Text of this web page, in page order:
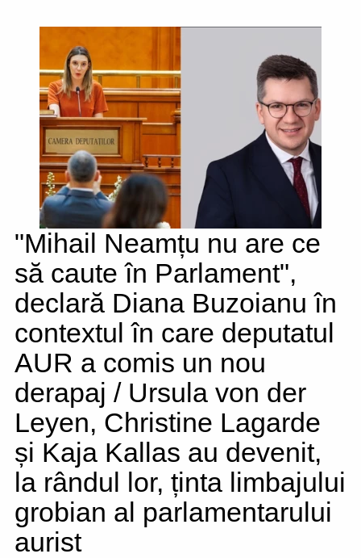
"Mihail Neamțu nu are ce
să caute în Parlament",
declară Diana Buzoianu în
contextul în care deputatul
AUR a comis un nou
derapaj / Ursula von der
Leyen, Christine Lagarde
și Kaja Kallas au devenit,
la rândul lor, ținta limbajului
grobian al parlamentarului
aurist